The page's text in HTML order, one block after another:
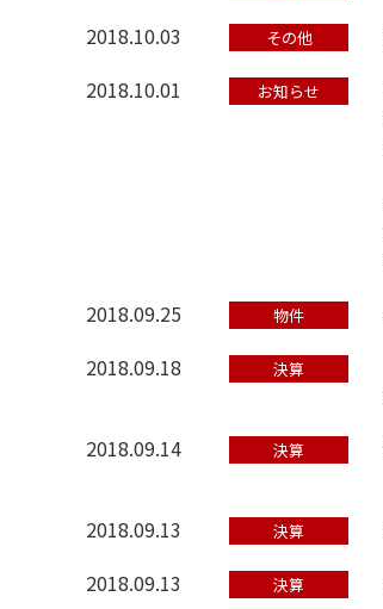
2018.10.03
その他
2018.10.01
お知らせ
2018.09.25
物件
2018.09.18
決算
2018.09.14
決算
2018.09.13
決算
2018.09.13
決算